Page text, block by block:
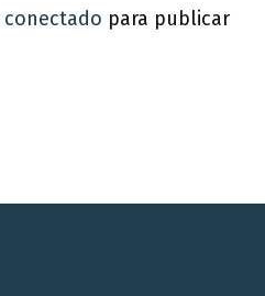
conectado para publicar